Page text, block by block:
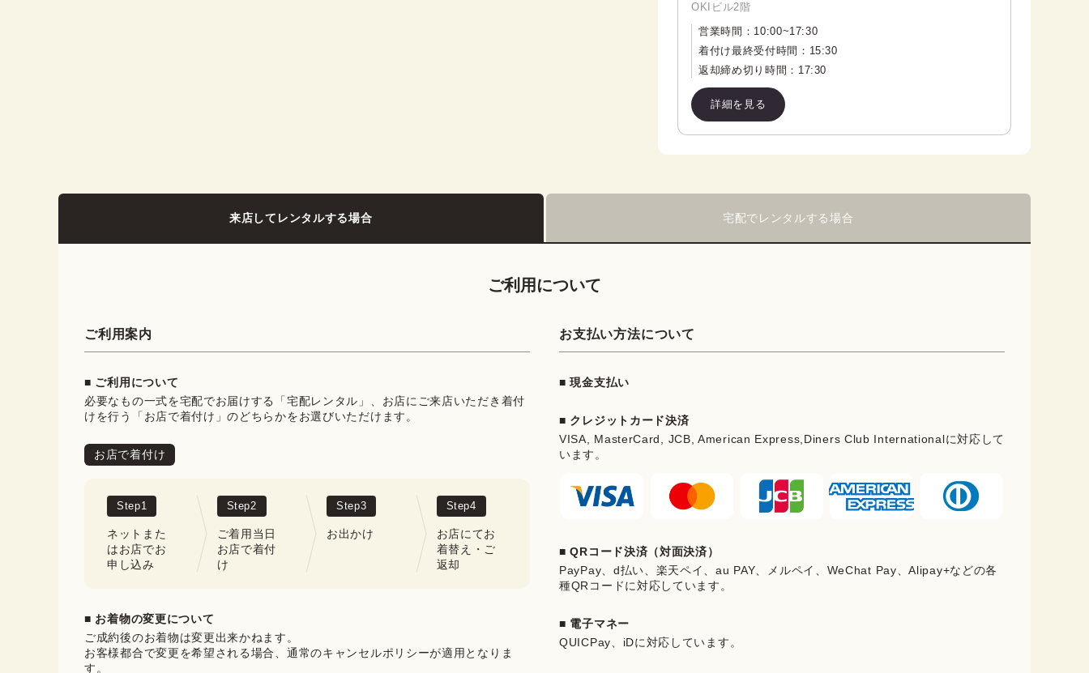
OKIビル2階
営業時間： 10:00~17:30
着付け最終受付時間： 15:30
返却締め切り時間： 17:30
詳細を見る
来店してレンタルする場合 宅配でレンタルする場合
ご利用について
ご利用案内
■ ご利用について
必要なもの一式を宅配でお届けする「宅配レンタル」、お店にご来店いただき着付
けを行う「お店で着付け」のどちらかをお選びいただけます。
お店で着付け
Step1
ネットまた
はお店でお
申し込み
Step2
ご着用当日
お店で着付
け
Step3
お出かけ
Step4
お店にてお
着替え・ご
返却
■ お着物の変更について
ご成約後のお着物は変更出来かねます。
お客様都合で変更を希望される場合、通常のキャンセルポリシーが適用となりま
す。
お支払い方法について
■ 現金支払い
■ クレジットカード決済
VISA, MasterCard, JCB, American Express,Diners Club Internationalに対応して
います。
■ QRコード決済（対面決済）
PayPay、d払い、楽天ペイ、au PAY、メルペイ、WeChat Pay、Alipay+などの各
種QRコードに対応しています。
■ 電子マネー
QUICPay、iDに対応しています。